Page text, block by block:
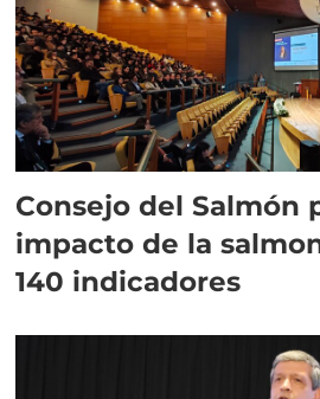
Consejo del Salmón
impacto de la
140 indicadores